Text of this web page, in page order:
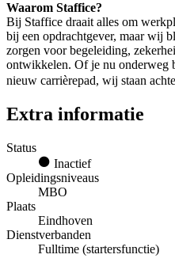
Waarom Staffice?
Bij Staffice draait alles om
bij een opdrachtgever, maar wij
zorgen voor begeleiding,
ontwikkelen. Of je nu onderweg
nieuw carrièrepad, wij staan
Extra informatie
Status
Inactief
Opleidingsniveaus
MBO
Plaats
Eindhoven
Dienstverbanden
Fulltime (startersfunctie)